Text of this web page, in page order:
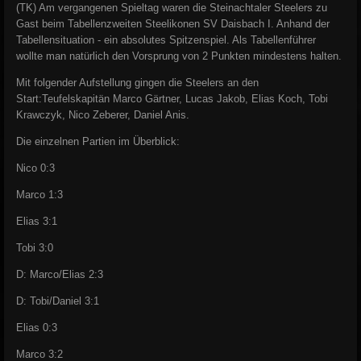
(TK) Am vergangenen Spieltag waren die Steinachtaler Steelers zu
Gast beim Tabellenzweiten Steelikonen SV Daisbach I. Anhand der
Tabellensituation - ein absolutes Spitzenspiel. Als Tabellenführer
wollte man natürlich den Vorsprung von 2 Punkten mindestens halten.
Mit folgender Aufstellung gingen die Steelers an den
Start:Teufelskapitän Marco Gärtner, Lucas Jakob, Elias Koch, Tobi
Krawczyk, Nico Zeberer, Daniel Anis.
Die einzelnen Partien im Überblick:
Nico 0:3
Marco 1:3
Elias 3:1
Tobi 3:0
D: Marco/Elias 2:3
D: Tobi/Daniel 3:1
Elias 0:3
Marco 3:2